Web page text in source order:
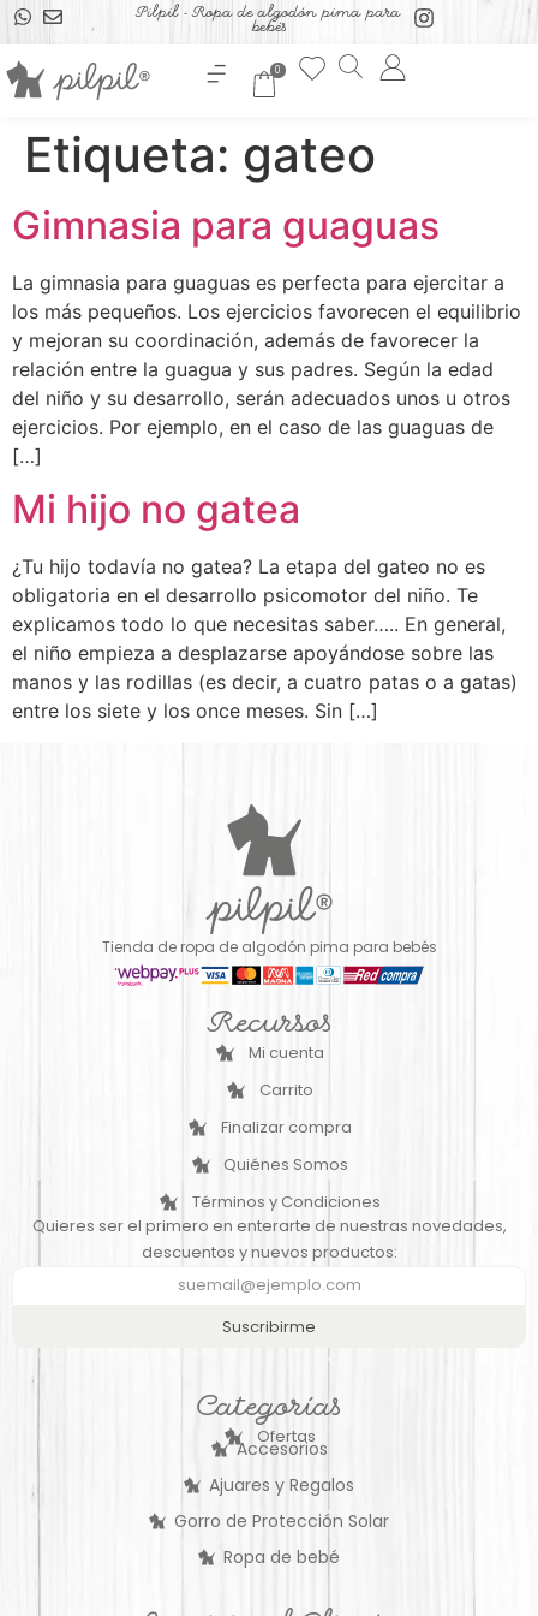
Pilpil - Ropa de algodón pima para
bebés
0
Etiqueta: gateo
Gimnasia para guaguas
La gimnasia para guaguas es perfecta para ejercitar a
los más pequeños. Los ejercicios favorecen el equilibrio
y mejoran su coordinación, además de favorecer la
relación entre la guagua y sus padres. Según la edad
del niño y su desarrollo, serán adecuados unos u otros
ejercicios. Por ejemplo, en el caso de las guaguas de
[…]
Mi hijo no gatea
¿Tu hijo todavía no gatea? La etapa del gateo no es
obligatoria en el desarrollo psicomotor del niño. Te
explicamos todo lo que necesitas saber….. ​En general,
el niño empieza a desplazarse apoyándose sobre las
manos y las rodillas (es decir, a cuatro patas o a gatas)
entre los siete y los once meses. Sin […]
Tienda de ropa de algodón pima para bebés
Recursos
Mi cuenta
Carrito
Finalizar compra
Quiénes Somos
Términos y Condiciones
Quieres ser el primero en enterarte de nuestras novedades,
descuentos y nuevos productos:
Suscribirme
Categorías
Ofertas
Accesorios
Ajuares y Regalos
Gorro de Protección Solar
Ropa de bebé